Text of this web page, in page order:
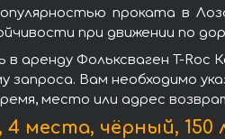
проката в
при движении по
Фольксваген T-Roc
запроса. Вам необходимо
место или адрес
места, чёрный, 150